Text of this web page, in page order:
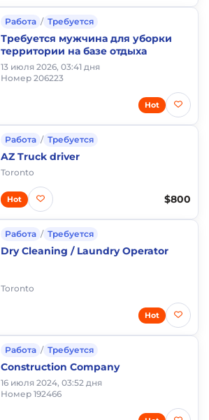
Работа / Требуется
Требуется мужчина для уборки
территории на базе отдыха
13 июля 2026, 03:41 дня
Номер 206223
Hot
Работа / Требуется
AZ Truck driver
Toronto
$800
Hot
Работа / Требуется
Dry Cleaning / Laundry Operator
Toronto
Hot
Работа / Требуется
Construction Company
16 июля 2024, 03:52 дня
Номер 192466